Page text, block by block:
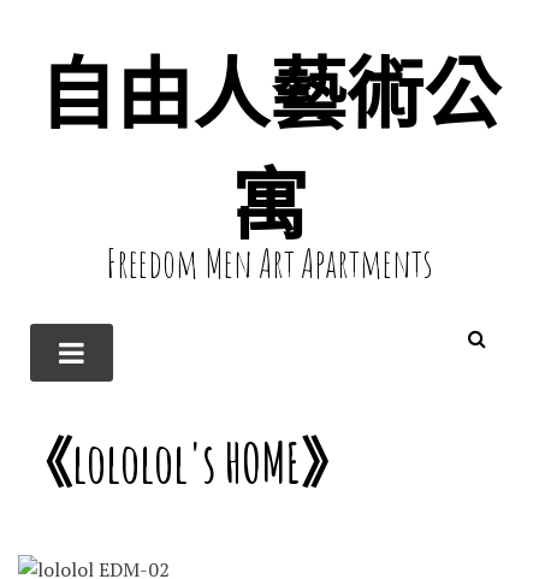
自由人藝術公
寓
Freedom Men Art Apartments
《lololol's HOME》